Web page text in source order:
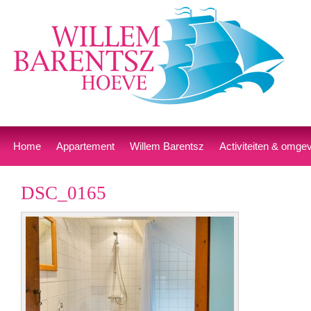
Home Appartement Willem Barentsz Activiteiten &
DSC_0165